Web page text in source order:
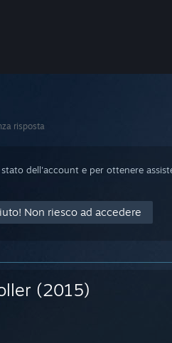
risposta
dell'account e per ottenere
Non riesco ad accedere
(2015)